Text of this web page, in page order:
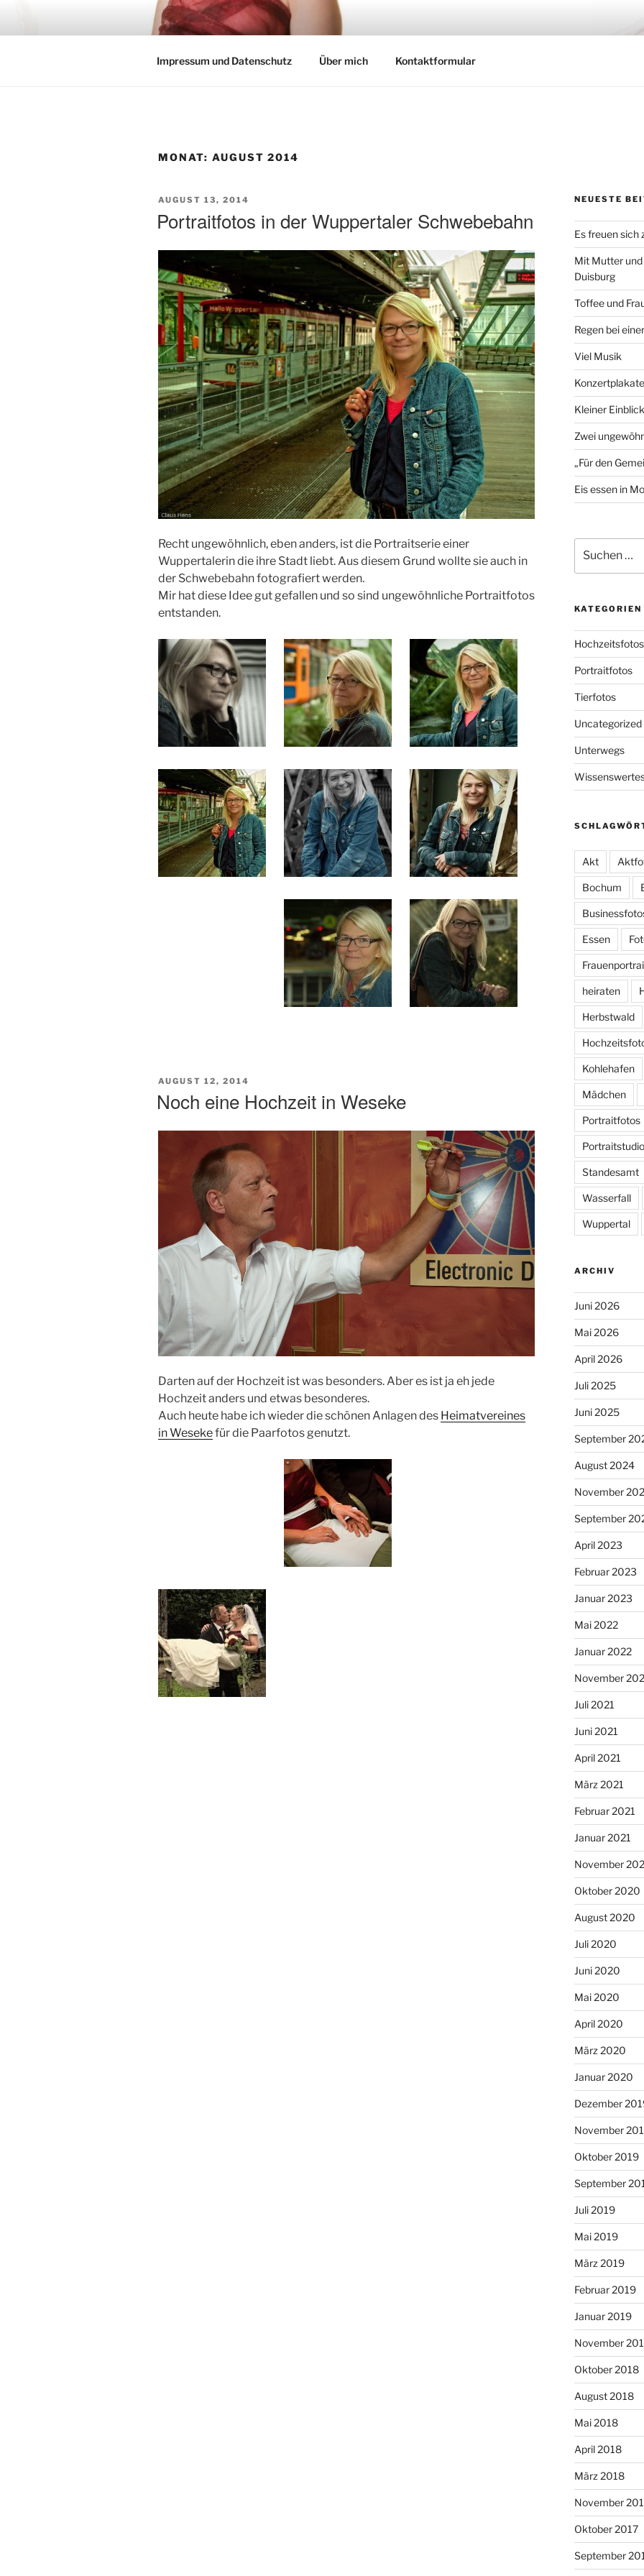
Impressum und Datenschutz Über mich Kontaktformular
MONAT: AUGUST 2014
VERÖFFENTLICHT
AUGUST 13, 2014
Portraitfotos in der Wuppertaler Schwebebahn
Recht ungewöhnlich, eben anders, ist die Portraitserie einer
Wuppertalerin die ihre Stadt liebt. Aus diesem Grund wollte sie auch in
der Schwebebahn fotografiert werden.
Mir hat diese Idee gut gefallen und so sind ungewöhnliche Portraitfotos
entstanden.
VERÖFFENTLICHT
AUGUST 12, 2014
Noch eine Hochzeit in Weseke
Darten auf der Hochzeit ist was besonders. Aber es ist ja eh jede
Hochzeit anders und etwas besonderes.
Auch heute habe ich wieder die schönen Anlagen des Heimatvereines
in Wesekefür die Paarfotos genutzt.
NEUESTE
Es freuen sich
Mit Mutter
Duisburg
Toffee und
Regen bei
Viel Musik
Konzertplakate
Kleiner Einblick
Zwei
„Für den
Eis essen in
nach:
KATEGORIEN
Hochzeitsfotos
Portraitfotos
Tierfotos
Uncategorized
Unterwegs
Akt
Bochum
Essen
heiraten
Herbstwald
Kohlehafen
Mädchen
Portraitfotos
Portraitstudio
Standesamt
Wasserfall
Wuppertal
ARCHIV
Juni 2026
Mai 2026
April 2026
Juli 2025
Juni 2025
September
August 2024
November
September
April 2023
Februar 2023
Januar 2023
Mai 2022
Januar 2022
November
Juli 2021
Juni 2021
April 2021
März 2021
Februar 2021
Januar 2021
November
Oktober 2020
August 2020
Juli 2020
Juni 2020
Mai 2020
April 2020
März 2020
Januar 2020
Dezember
November
Oktober 2019
September
Juli 2019
Mai 2019
März 2019
Februar 2019
Januar 2019
November
Oktober 2018
August 2018
Mai 2018
April 2018
März 2018
November
Oktober 2017
September